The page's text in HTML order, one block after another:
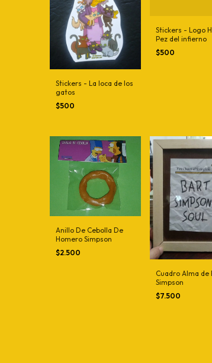
Stickers - La loca de los
gatos
$500
Stickers - Logo
Pez del infierno
$500
Anillo De Cebolla De
Homero Simpson
$2.500
Cuadro Alma de
Simpson
$7.500